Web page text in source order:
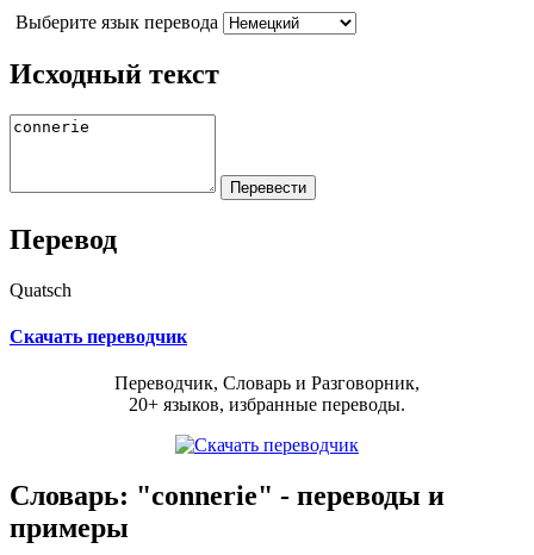
Выберите язык перевода
Исходный текст
Перевод
Quatsch
Скачать переводчик
Переводчик, Словарь и Разговорник,
20+ языков, избранные переводы.
Словарь: "connerie" - переводы и
примеры